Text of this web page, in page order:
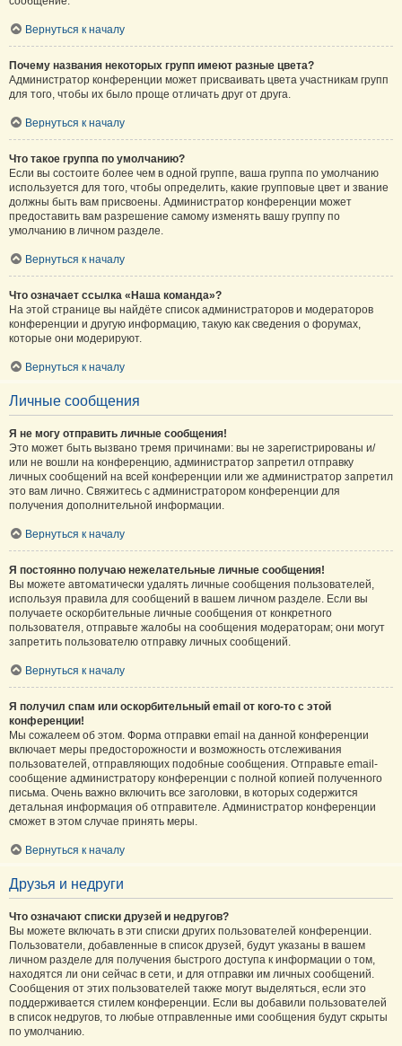
Вернуться к началу
Почему названия некоторых групп имеют разные цвета?
Администратор конференции может присваивать цвета участникам групп
для того, чтобы их было проще отличать друг от друга.
Вернуться к началу
Что такое группа по умолчанию?
Если вы состоите более чем в одной группе, ваша группа по умолчанию
используется для того, чтобы определить, какие групповые цвет и звание
должны быть вам присвоены. Администратор конференции может
предоставить вам разрешение самому изменять вашу группу по
умолчанию в личном разделе.
Вернуться к началу
Что означает ссылка «Наша команда»?
На этой странице вы найдёте список администраторов и модераторов
конференции и другую информацию, такую как сведения о форумах,
которые они модерируют.
Вернуться к началу
Личные сообщения
Я не могу отправить личные сообщения!
Это может быть вызвано тремя причинами: вы не зарегистрированы и/
или не вошли на конференцию, администратор запретил отправку
личных сообщений на всей конференции или же администратор запретил
это вам лично. Свяжитесь с администратором конференции для
получения дополнительной информации.
Вернуться к началу
Я постоянно получаю нежелательные личные сообщения!
Вы можете автоматически удалять личные сообщения пользователей,
используя правила для сообщений в вашем личном разделе. Если вы
получаете оскорбительные личные сообщения от конкретного
пользователя, отправьте жалобы на сообщения модераторам; они могут
запретить пользователю отправку личных сообщений.
Вернуться к началу
Я получил спам или оскорбительный email от кого-то с этой
конференции!
Мы сожалеем об этом. Форма отправки email на данной конференции
включает меры предосторожности и возможность отслеживания
пользователей, отправляющих подобные сообщения. Отправьте email-
сообщение администратору конференции с полной копией полученного
письма. Очень важно включить все заголовки, в которых содержится
детальная информация об отправителе. Администратор конференции
сможет в этом случае принять меры.
Вернуться к началу
Друзья и недруги
Что означают списки друзей и недругов?
Вы можете включать в эти списки других пользователей конференции.
Пользователи, добавленные в список друзей, будут указаны в вашем
личном разделе для получения быстрого доступа к информации о том,
находятся ли они сейчас в сети, и для отправки им личных сообщений.
Сообщения от этих пользователей также могут выделяться, если это
поддерживается стилем конференции. Если вы добавили пользователей
в список недругов, то любые отправленные ими сообщения будут скрыты
по умолчанию.